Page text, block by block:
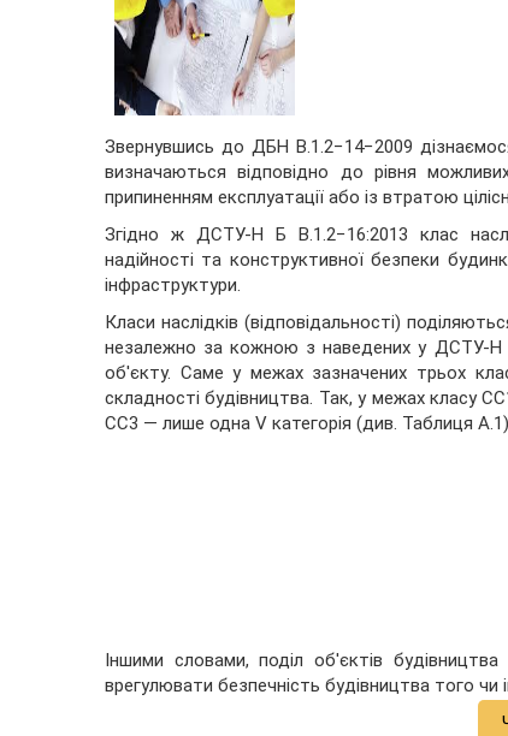
Звернувшись до ДБН В.1.2−14−2009
визначаються відповідно до рівня
припиненням експлуатації або із втратою
Згідно ж ДСТУ-Н Б В.1.2−16:2013 клас
надійності та конструктивної безпеки
інфраструктури.
Класи наслідків (відповідальності)
незалежно за кожною з наведених у ДСТУ-Н
об'єкту. Саме у межах зазначених трьох
складності будівництва. Так, у межах класу СС1
СС3 — лише одна V категорія (див. Таблиця
Іншими словами, поділ об'єктів
врегулювати безпечність будівництва того чи